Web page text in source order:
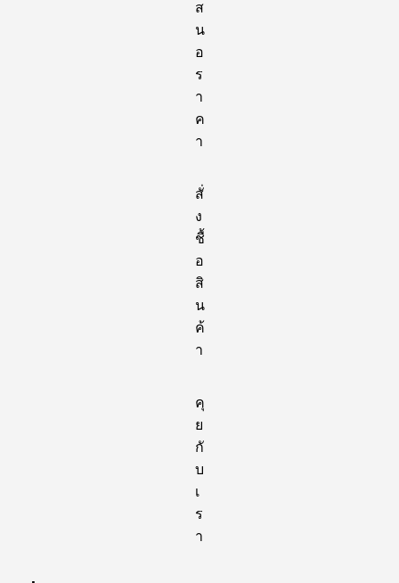
ส
น
อ
ร
า
ค
า
สั่
ง
ชื้
อ
สิ
น
ค้
า
คุ
ย
กั
บ
เ
ร
า